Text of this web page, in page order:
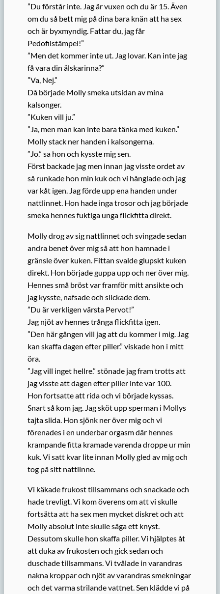
”Du förstår inte. Jag är vuxen och du är 15. Även
om du så bett mig på dina bara knän att ha sex
och är byxmyndig. Fattar du, jag får
Pedofilstämpel!”
”Men det kommer inte ut. Jag lovar. Kan inte jag
få vara din älskarinna?”
”Va, Nej.”
Då började Molly smeka utsidan av mina
kalsonger.
”Kuken vill ju.”
”Ja, men man kan inte bara tänka med kuken.”
Molly stack ner handen i kalsongerna.
”Jo.” sa hon och kysste mig sen.
Först backade jag men innan jag visste ordet av
så runkade hon min kuk och vi hånglade och jag
var kåt igen. Jag förde upp ena handen under
nattlinnet. Hon hade inga trosor och jag började
smeka hennes fuktiga unga flickfitta direkt.
Molly drog av sig nattlinnet och svingade sedan
andra benet över mig så att hon hamnade i
gränsle över kuken. Fittan svalde glupskt kuken
direkt. Hon började guppa upp och ner över mig.
Hennes små bröst var framför mitt ansikte och
jag kysste, nafsade och slickade dem.
”Du är verkligen värsta Pervot!”
Jag njöt av hennes trånga flickfitta igen.
”Den här gången vill jag att du kommer i mig. Jag
kan skaffa dagen efter piller.” viskade hon i mitt
öra.
”Jag vill inget hellre.” stönade jag fram trotts att
jag visste att dagen efter piller inte var 100.
Hon fortsatte att rida och vi började kyssas.
Snart så kom jag. Jag sköt upp sperman i Mollys
tajta slida. Hon sjönk ner över mig och vi
förenades i en underbar orgasm där hennes
krampande fitta kramade varenda droppe ur min
kuk. Vi satt kvar lite innan Molly gled av mig och
tog på sitt nattlinne.
Vi käkade frukost tillsammans och snackade och
hade trevligt. Vi kom överens om att vi skulle
fortsätta att ha sex men mycket diskret och att
Molly absolut inte skulle säga ett knyst.
Dessutom skulle hon skaffa piller. Vi hjälptes åt
att duka av frukosten och gick sedan och
duschade tillsammans. Vi tvålade in varandras
nakna kroppar och njöt av varandras smekningar
och det varma strilande vattnet. Sen klädde vi på